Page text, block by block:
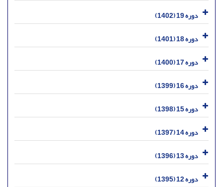
دوره 19 (1402)
دوره 18 (1401)
دوره 17 (1400)
دوره 16 (1399)
دوره 15 (1398)
دوره 14 (1397)
دوره 13 (1396)
دوره 12 (1395)